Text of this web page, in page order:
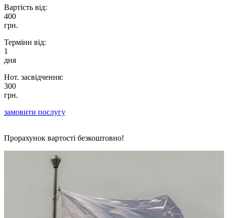
Вартість від:
400
грн.
Терміни від:
1
дня
Нот. засвідчення:
300
грн.
замовити послугу
Прорахунок вартості безкоштовно!